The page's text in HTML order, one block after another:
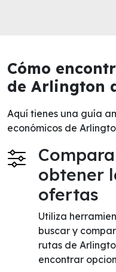
Cómo
de Arlington
Aquí tienes una guía
económicos de
obtener
ofertas
Utiliza
buscar y
rutas de
encontrar